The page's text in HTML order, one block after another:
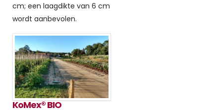
cm; een laagdikte van 6 cm
wordt aanbevolen.
KoMex® BIO